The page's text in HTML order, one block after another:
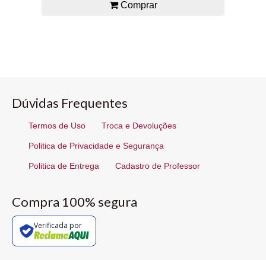
Comprar
Dúvidas Frequentes
Termos de Uso Troca e Devoluções
Politica de Privacidade e Segurança
Politica de Entrega Cadastro de Professor
Compra 100% segura
Verificada por